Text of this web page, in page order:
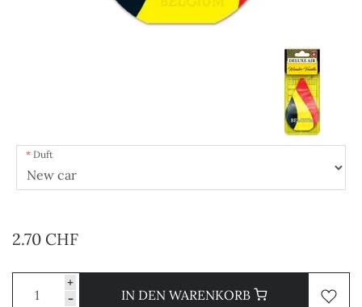
Duft
2.70 CHF
+
-
IN DEN WARENKORB